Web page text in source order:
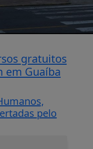
gratuitos
em Guaíba
pelo